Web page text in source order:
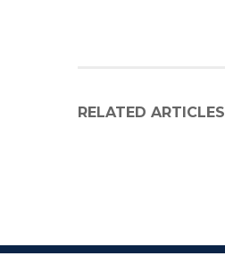
RELATED ARTICLES